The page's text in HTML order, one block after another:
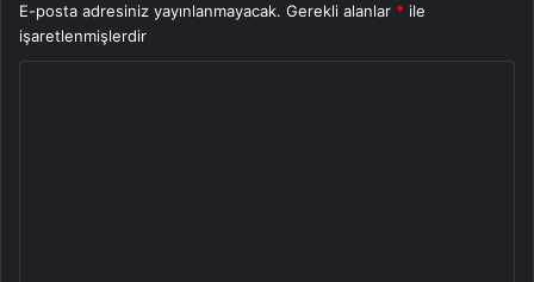
E-posta adresiniz yayınlanmayacak. Gerekli alanlar * ile
işaretlenmişlerdir